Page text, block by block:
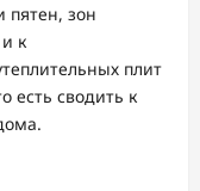
пятен, зон
к
плит
есть сводить к